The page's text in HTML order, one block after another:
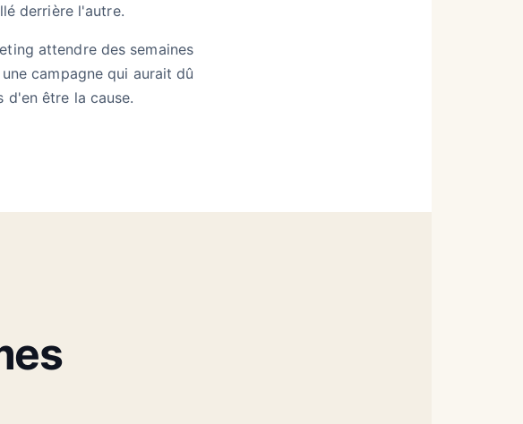
derrière l'autre.
attendre des semaines
campagne qui aurait dû
d'en être la cause.